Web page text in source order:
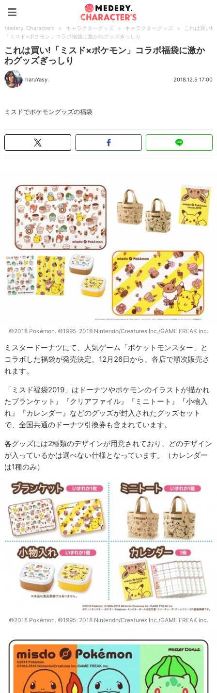
Medery. Character's > キャラクターグッズ > キャラクターグッズ >
これは買い!
「ミスド×ポケモン」コラボ福袋に激かわグッズぎっしり
これは買い!「ミスド×ポケモン」コラボ福袋に激か
わグッズぎっしり
haruYasy. 2018.12.5 17:00
ミスドでポケモングッズの福袋
©2018 Pokémon. ©1995-2018 Nintendo/Creatures Inc./GAME FREAK inc.
ミスタードーナツにて、人気ゲーム「ポケットモンスター」と
コラボした福袋が発売決定。12月26日から、各店で順次販売さ
れます。
「ミスド福袋2019」はドーナツやポケモンのイラストが描かれ
たブランケット』『クリアファイル』『ミニトート』『小物入
れ』『カレンダー』などのグッズが封入されたグッズセット
で、全国共通のドーナツ引換券も含まれています。
各グッズには2種類のデザインが用意されており、どのデザイン
が入っているかは選べない仕様となっています。（カレンダー
は1種のみ）
©2018 Pokémon. ©1995-2018 Nintendo/Creatures Inc./GAME FREAK inc.